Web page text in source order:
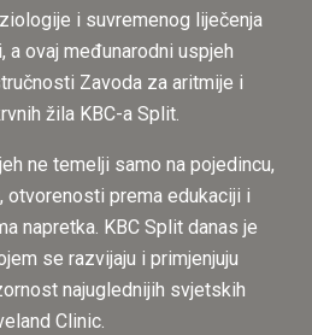
i suvremenog liječenja
ovaj međunarodni uspjeh
Zavoda za aritmije i
žila KBC-a Split.
ne temelji samo na pojedincu,
otvorenosti prema edukaciji i
napretka. KBC Split danas je
se razvijaju i primjenjuju
najuglednijih svjetskih
Clinic.